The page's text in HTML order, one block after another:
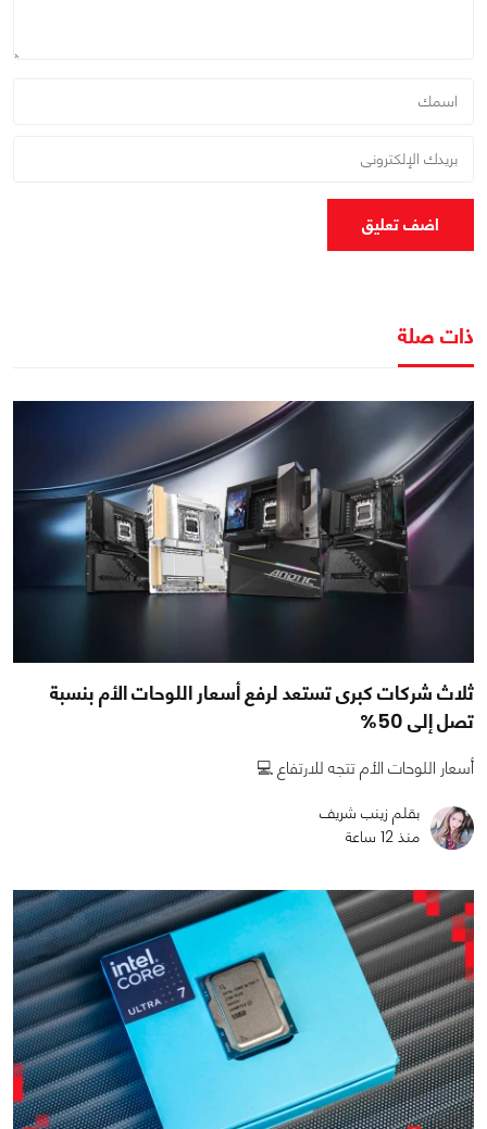
اضف تعليق
ذات صلة
ثلاث شركات كبرى تستعد لرفع أسعار اللوحات الأم بنسبة
تصل إلى 50%
أسعار اللوحات الأم تتجه للارتفاع 💻
بقلم زينب شريف
منذ 12 ساعة